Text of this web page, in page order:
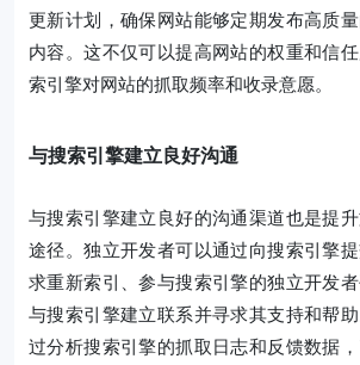
更新计划，确保网站能够定期发布高质
内容。这不仅可以提高网站的权重和信
索引擎对网站的抓取频率和收录意愿。
与搜索引擎建立良好沟通
与搜索引擎建立良好的沟通渠道也是提
途径。独立开发者可以通过向搜索引擎
求重新索引、参与搜索引擎的独立开发
与搜索引擎建立联系并寻求其支持和帮
过分析搜索引擎的抓取日志和反馈数据